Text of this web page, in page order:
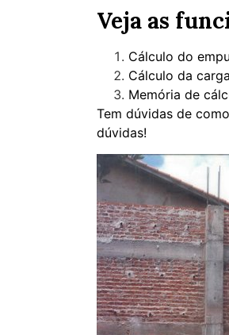
Veja as
Cálculo do
Cálculo da
Memória de
Tem dúvidas de
dúvidas!